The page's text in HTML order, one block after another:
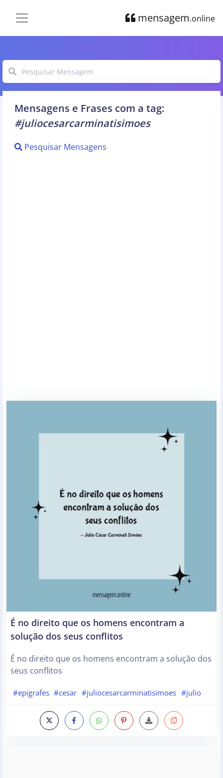
mensagem.online
Mensagens e Frases com a tag:
#juliocesarcarminatisimoes
Pesquisar Mensagens
É no direito que os homens encontram a
solução dos seus conflitos
É no direito que os homens encontram a solução dos
seus conflitos
#epigrafes #cesar #juliocesarcarminatisimoes #julio